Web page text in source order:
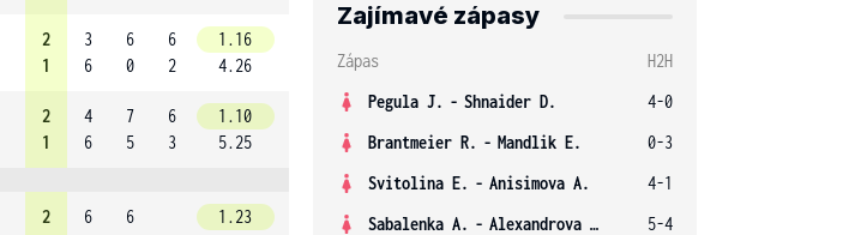
2
1
3
6
6
0
6
2
1.16
4.26
2
1
4
6
7
5
6
3
1.10
5.25
2
6
6
1.23
Zajímavé zápasy
Zápas
H2H
Pegula J. - Shnaider D.
4-0
Brantmeier R. - Mandlik E.
0-3
Svitolina E. - Anisimova A.
4-1
Sabalenka A. - Alexandrova E.
5-4